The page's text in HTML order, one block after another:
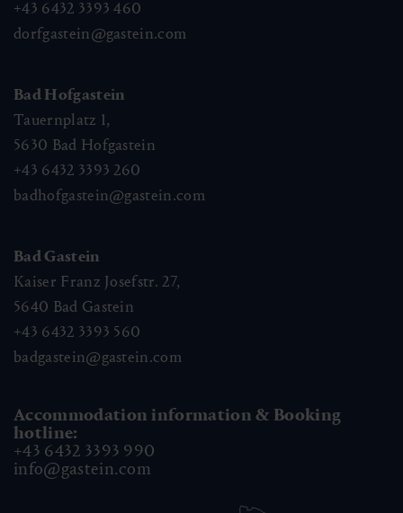
+43 6432 3393 460
dorfgastein@gastein.com
Bad Hofgastein
Tauernplatz 1,
5630 Bad Hofgastein
+43 6432 3393 260
badhofgastein@gastein.com
Bad Gastein
Kaiser Franz Josefstr. 27,
5640 Bad Gastein
+43 6432 3393 560
badgastein@gastein.com
Accommodation information & Booking
hotline:
+43 6432 3393 990
info@gastein.com